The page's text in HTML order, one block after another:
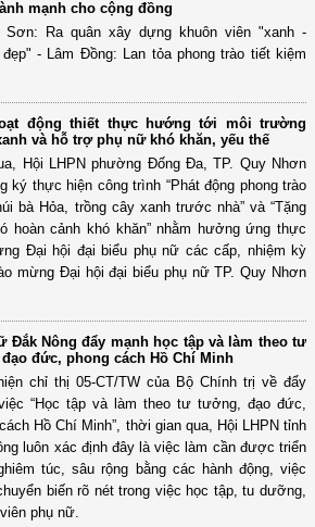
mạnh cho cộng đồng
Sơn: Ra quân xây dựng khuôn viên "xanh -
- Lâm Đồng: Lan tỏa phong trào tiết kiệm
động thiết thực hướng tới môi trường
và hỗ trợ phụ nữ khó khăn, yếu thế
Hội LHPN phường Đống Đa, TP. Quy Nhơn
ký thực hiện công trình “Phát động phong trào
bà Hỏa, trồng cây xanh trước nhà” và “Tặng
hoàn cảnh khó khăn” nhằm hưởng ứng thực
Đại hội đại biểu phụ nữ các cấp, nhiệm kỳ
mừng Đại hội đại biểu phụ nữ TP. Quy Nhơn
Đắk Nông đẩy mạnh học tập và làm theo tư
đức, phong cách Hồ Chí Minh
chỉ thị 05-CT/TW của Bộ Chính trị về đẩy
“Học tập và làm theo tư tưởng, đạo đức,
Hồ Chí Minh”, thời gian qua, Hội LHPN tỉnh
luôn xác định đây là việc làm cần được triển
túc, sâu rộng bằng các hành động, việc
biến rõ nét trong việc học tập, tu dưỡng,
phụ nữ.